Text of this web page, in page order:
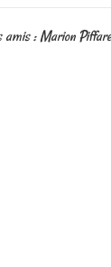
amis : Marion